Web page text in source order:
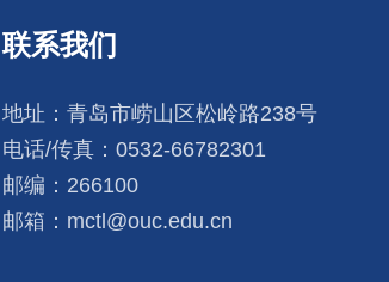
联系我们
地址：青岛市崂山区松岭路238号
电话/传真：0532-66782301
邮编：266100
邮箱：mctl@ouc.edu.cn